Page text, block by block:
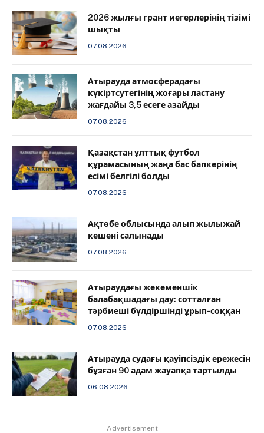
2026 жылғы грант иегерлерінің тізімі
шықты
07.08.2026
Атырауда атмосферадағы
күкіртсутегінің жоғары ластану
жағдайы 3,5 есеге азайды
07.08.2026
Қазақстан ұлттық футбол
құрамасының жаңа бас бапкерінің
есімі белгілі болды
07.08.2026
Ақтөбе облысында алып жылыжай
кешені салынады
07.08.2026
Атыраудағы жекеменшік
балабақшадағы дау: сотталған
тәрбиеші бүлдіршінді ұрып-соққан
07.08.2026
Атырауда судағы қауіпсіздік ережесін
бұзған 90 адам жауапқа тартылды
06.08.2026
Advertisement